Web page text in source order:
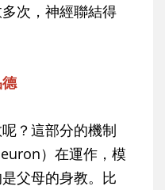
次，神經聯結得
？這部分的機制
）在運作，模
父母的身教。比